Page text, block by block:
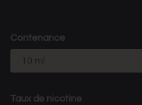
Contenance
Taux de nicotine